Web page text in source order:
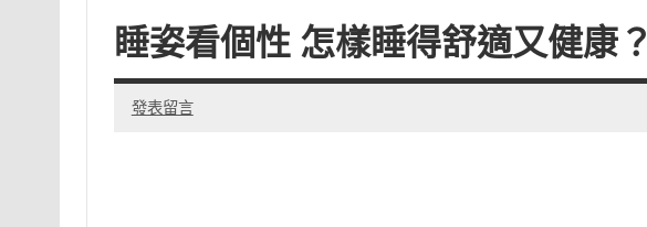
睡姿看個性 怎樣睡得舒適又健康？
發表留言